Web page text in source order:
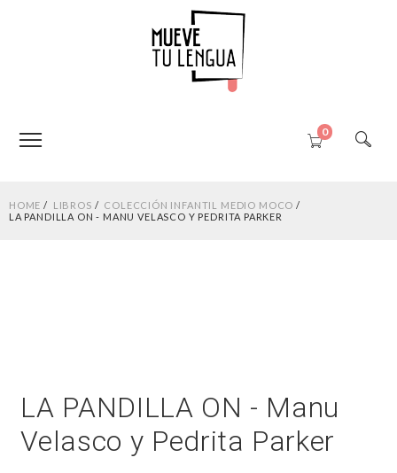
0
HOME LIBROS
COLECCIÓN INFANTIL MEDIO MOCO
LA PANDILLA ON - MANU VELASCO Y PEDRITA PARKER
LA PANDILLA ON - Manu
Velasco y Pedrita Parker